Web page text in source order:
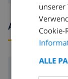
Ankunfts-
unserer
Cookie-
ALLE